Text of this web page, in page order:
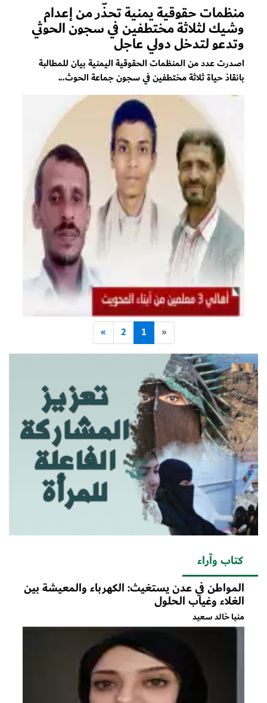
منظمات حقوقية يمنية تحذّر من إعدام
وشيك لثلاثة مختطفين في سجون الحوثي
وتدعو لتدخل دولي عاجل
اصدرت عدد من المنظمات الحقوقية اليمنية بيان للمطالبة
بانقاذ حياة ثلاثة مختطفين في سجون جماعة الحوث...
«
1
2
»
كتاب وآراء
المواطن في عدن يستغيث: الكهرباء والمعيشة بين
الغلاء وغياب الحلول
منيا خالد سعيد